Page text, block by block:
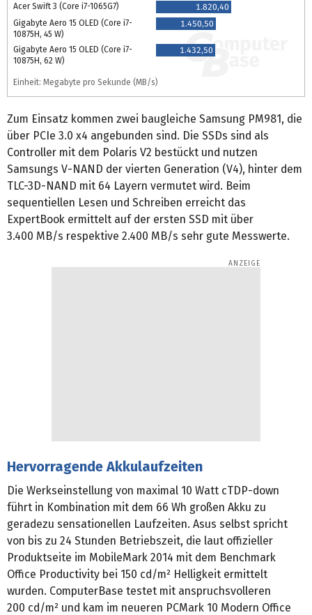
Acer Swift 3 (Core i7-1065G7)
1.820,40
Gigabyte Aero 15 OLED (Core i7-
10875H, 45 W)
1.450,50
Gigabyte Aero 15 OLED (Core i7-
10875H, 62 W)
1.432,50
Einheit: Megabyte pro Sekunde (MB/s)
Zum Einsatz kommen zwei baugleiche Samsung PM981, die
über PCIe 3.0 x4 angebunden sind. Die SSDs sind als
Controller mit dem Polaris V2 bestückt und nutzen
Samsungs V-NAND der vierten Generation (V4), hinter dem
TLC-3D-NAND mit 64 Layern vermutet wird. Beim
sequentiellen Lesen und Schreiben erreicht das
ExpertBook ermittelt auf der ersten SSD mit über
3.400 MB/s respektive 2.400 MB/s sehr gute Messwerte.
Hervorragende Akkulaufzeiten
Die Werkseinstellung von maximal 10 Watt cTDP-down
führt in Kombination mit dem 66 Wh großen Akku zu
geradezu sensationellen Laufzeiten. Asus selbst spricht
von bis zu 24 Stunden Betriebszeit, die laut offizieller
Produktseite im MobileMark 2014 mit dem Benchmark
Office Productivity bei 150 cd/m² Helligkeit ermittelt
wurden. ComputerBase testet mit anspruchsvolleren
200 cd/m² und kam im neueren PCMark 10 Modern Office